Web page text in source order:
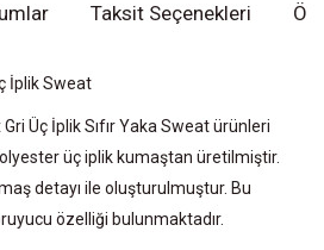
Taksit Seçenekleri
İplik Sweat
Üç İplik Sıfır Yaka Sweat ürünleri
üç iplik kumaştan üretilmiştir.
detayı ile oluşturulmuştur. Bu
özelliği bulunmaktadır.